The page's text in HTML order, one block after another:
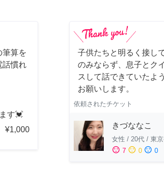
筆算を
話慣れ
す💓
¥1,000
子供たちと明るく接し
のみならず、息子とク
スして話できていたよ
お願いします。
依頼されたチケット
きづななこ
女性 / 20代 / 東
sentiment_satisfied 7 sentiment_neutral 0 sentiment_dissatisfied 0